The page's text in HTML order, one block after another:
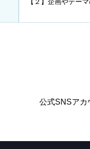
公式SNSアカ